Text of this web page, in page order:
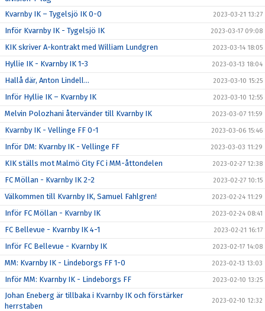
Kvarnby IK – Tygelsjö IK 0-0
2023-03-21 13:27
Inför Kvarnby IK - Tygelsjö IK 2023-03-17 09:08
KIK skriver A-kontrakt med William Lundgren 2023-03-14 18:05
Hyllie IK - Kvarnby IK 1-3 2023-03-13 18:04
Hallå där, Anton Lindell… 2023-03-10 15:25
Inför Hyllie IK – Kvarnby IK 2023-03-10 12:55
Melvin Polozhani återvänder till Kvarnby IK 2023-03-07 11:59
Kvarnby IK - Vellinge FF 0-1 2023-03-06 15:46
Inför DM: Kvarnby IK - Vellinge FF 2023-03-03 11:29
KIK ställs mot Malmö City FC i MM-åttondelen 2023-02-27 12:38
FC Möllan - Kvarnby IK 2-2 2023-02-27 10:15
Välkommen till Kvarnby IK, Samuel Fahlgren! 2023-02-24 11:29
Inför FC Möllan - Kvarnby IK 2023-02-24 08:41
FC Bellevue - Kvarnby IK 4-1 2023-02-21 16:17
Inför FC Bellevue - Kvarnby IK 2023-02-17 14:08
MM: Kvarnby IK - Lindeborgs FF 1-0 2023-02-13 13:03
Inför MM: Kvarnby IK - Lindeborgs FF 2023-02-10 13:25
Johan Eneberg är tillbaka i Kvarnby IK och förstärker
herrstaben
2023-02-10 12:32